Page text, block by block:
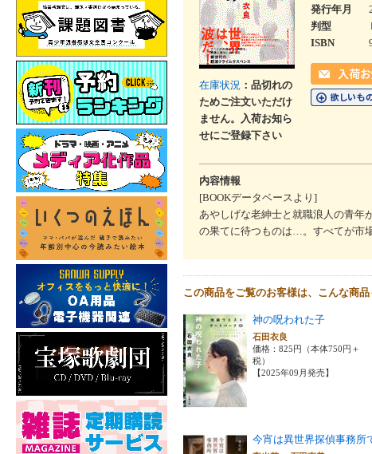
在庫状況 ：品切れの
ためご注文いただけ
ません。入荷お知ら
せにご登録下さい
発行年月
判型
ISBN
内容情報
[BOOKデータベースより]
あやしげな老紳士と就職浪人の青年
の果てに待つものは…。すべてが市
この商品をご覧のお客様は、こんな商品
神の呪われた子
石田衣良
価格：825円（本体750円＋
税）
【2025年09月発売】
今宵は異世界探偵事務所